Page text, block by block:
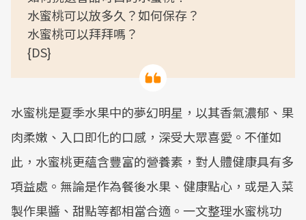
水蜜桃可以放多久？如何保存？
水蜜桃可以拜拜嗎？
{DS}
水蜜桃是夏季水果中的夢幻明星，以其香氣濃郁、果
肉柔嫩、入口即化的口感，深受大眾喜愛。不僅如
此，水蜜桃更蘊含豐富的營養素，對人體健康具有多
項益處。無論是作為餐後水果、健康點心，或是入菜
製作果醬、甜點等都相當合適。一文整理水蜜桃功